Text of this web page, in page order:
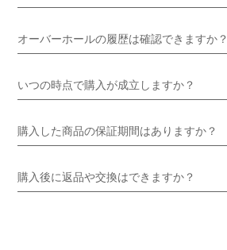
オーバーホールの履歴は確認できますか？
いつの時点で購入が成立しますか？
購入した商品の保証期間はありますか？
購入後に返品や交換はできますか？